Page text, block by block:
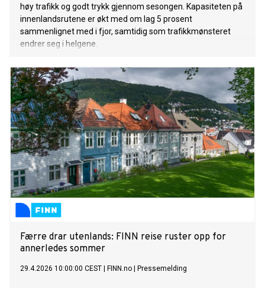
høy trafikk og godt trykk gjennom sesongen. Kapasiteten på
innenlandsrutene er økt med om lag 5 prosent
sammenlignet med i fjor, samtidig som trafikkmønsteret
endrer seg i helgene.
Færre drar utenlands: FINN reise ruster opp for
annerledes sommer
29.4.2026 10:00:00 CEST FINN.no Pressemelding